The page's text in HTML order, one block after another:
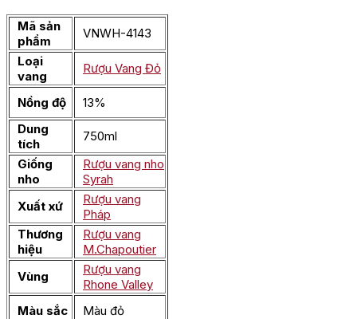
Mã sản
phẩm
VNWH-4143
Loại
vang
Rượu Vang Đỏ
Nồng độ
13%
Dung
tích
750ml
Giống
nho
Rượu vang nho
Syrah
Xuất xứ
Rượu vang
Pháp
Thương
hiệu
Rượu vang
M.Chapoutier
Vùng
Rượu vang
Rhone Valley
Màu sắc
Màu đỏ